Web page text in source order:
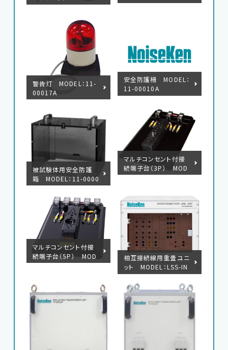
EMC試験器
RF関連製品・試験システム
EMCソリューションセンター
お問い合わせ
サポートデスク
HOME
L：05-00150A
99A
警告灯 MODEL：11-
00017A
安全防護柵 MODEL：
11-00010A
被試験体用安全防護
箱 MODEL：11-0000
6A
マルチコンセント付接
続端子台（3P） MOD
EL：18-00048B
マルチコンセント付接
続端子台（5P） MOD
EL：18-00058B
相互接続線用重畳ユニ
ット MODEL：LSS-IN
J6401SIG